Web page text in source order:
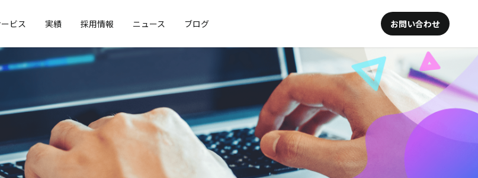
ビス 実績 採用情報 ニュース ブログ お問い合わせ